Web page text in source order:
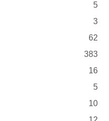
5
3
62
383
16
5
10